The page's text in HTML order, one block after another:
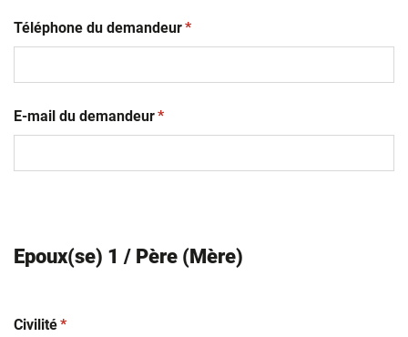
Téléphone du demandeur(obligatoire)
*
E-mail du demandeur(obligatoire)
*
Epoux(se) 1 / Père (Mère)
Civilité(obligatoire)
*